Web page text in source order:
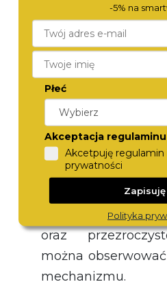
ziemi. Jeśli zależy
kupić zegarek na
który uwielbia
model Ingersoll
przypomina
rozdzielczej w
czasomierz
wykonaniem.
mechanizmem
typu „open
specjalnemu
oraz
można
mechanizmu.
-5% na
Płeć
Akceptacja regulaminu
Akcetpuję regulamin
prywatności
Polityka